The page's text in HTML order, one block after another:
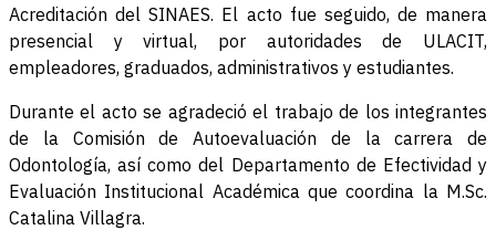
Acreditación del SINAES. El acto fue seguido, de manera
presencial y virtual, por autoridades de ULACIT,
empleadores, graduados, administrativos y estudiantes.
Durante el acto se agradeció el trabajo de los integrantes
de la Comisión de Autoevaluación de la carrera de
Odontología, así como del Departamento de Efectividad y
Evaluación Institucional Académica que coordina la M.Sc.
Catalina Villagra.